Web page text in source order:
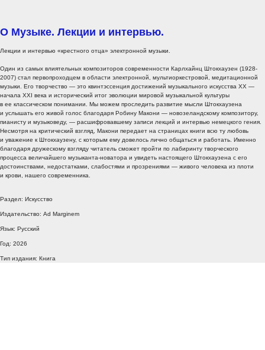
О Музыке. Лекции и интервью.
Лекции и интервью «крестного отца» электронной музыки.
Один из самых влиятельных композиторов современности Карлхайнц Штокхаузен (1928-
2007) стал первопроходцем в области электронной, мультиоркестровой, медитационной
музыки. Его творчество — это квинтэссенция достижений музыкального искусства XX —
начала XXI века и исторический итог эволюции мировой музыкальной культуры
в ее классическом понимании. Мы можем проследить развитие мысли Штокхаузена
и услышать его живой голос благодаря Робину Макони — новозеландскому композитору,
пианисту и музыковеду, — расшифровавшему записи лекций и интервью немецкого гения.
Несмотря на критический взгляд, Макони передает на страницах книги всю ту любовь
и уважение к Штокхаузену, с которым ему довелось лично общаться и работать. Именно
благодаря дружескому взгляду читатель сможет пройти по лабиринту творческого
процесса величайшего музыканта-новатора и увидеть настоящего Штокхаузена с его
достоинствами, недостатками, слабостями и прозрениями — живого человека из плоти
и крови, нашего современника.
Раздел: Искусство
Издательство: Ad Marginem
Язык: Русский
Год: 2026
Тип издания: Книга